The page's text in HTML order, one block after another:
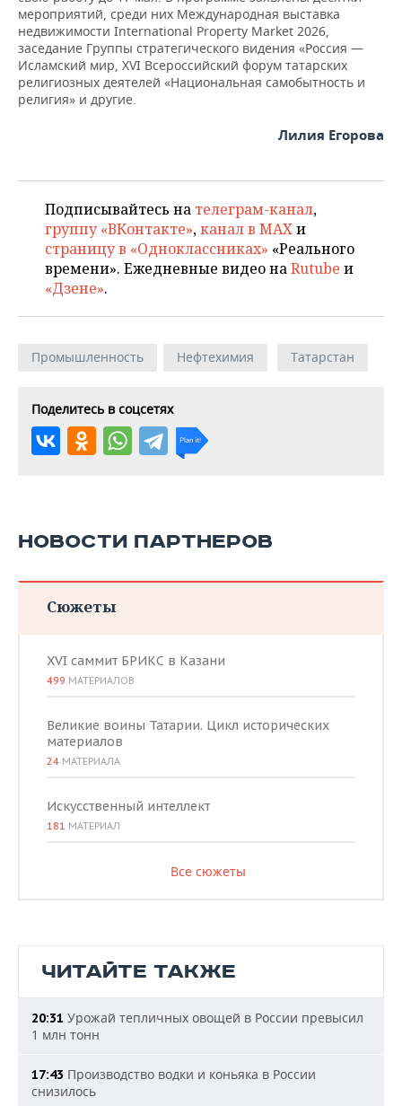
мероприятий, среди них Международная выставка
недвижимости International Property Market 2026,
заседание Группы стратегического видения «Россия —
Исламский мир, XVI Всероссийский форум татарских
религиозных деятелей «Национальная самобытность и
религия» и другие.
Лилия Егорова
Подписывайтесь на телеграм-канал,
группу «ВКонтакте»,канал в MAXи
страницу в «Одноклассниках» «Реального
времени». Ежедневные видео наRutube и
«Дзене».
Промышленность Нефтехимия Татарстан
Поделитесь в соцсетях
НОВОСТИ ПАРТНЕРОВ
Сюжеты
XVI саммит БРИКС в Казани
499 МАТЕРИАЛОВ
Великие воины Татарии. Цикл исторических
материалов
24 МАТЕРИАЛА
Искусственный интеллект
181 МАТЕРИАЛ
Все сюжеты
ЧИТАЙТЕ ТАКЖЕ
20:31 Урожай тепличных овощей в России превысил
1 млн тонн
17:43 Производство водки и коньяка в России
снизилось